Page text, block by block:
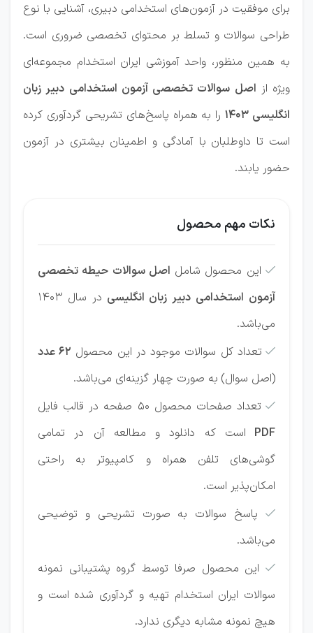
برای موفقیت در آزمون‌های استخدامی دبیری، آشنایی با نوع
طراحی سوالات و تسلط بر محتوای تخصصی ضروری است.
به همین منظور، واحد آموزشی ایران استخدام مجموعه‌ای
ویژه از اصل سوالات تخصصی آزمون استخدامی دبیر زبان
انگلیسی ۱۴۰۳
را به همراه پاسخ‌های تشریحی گردآوری کرده
است تا داوطلبان با آمادگی و اطمینان بیشتری در آزمون
حضور یابند.
نکات مهم محصول
 این محصول شامل اصل سوالات حیطه تخصصی
آزمون‌ استخدامی دبیر زبان انگلیسی
در سال‌ 1403
می‌باشد.
 تعداد کل سوالات موجود در این محصول 62 عدد
(اصل سوال) به صورت چهار گزینه‌ای می‌باشد.
 تعداد صفحات محصول 50 صفحه در قالب فایل
PDF است که دانلود و مطالعه آن در تمامی
گوشی‌های تلفن همراه و کامپیوتر به راحتی
امکان‌پذیر است.

پاسخ سوالات به صورت تشریحی و توضیحی
می‌باشد.

این محصول صرفا توسط گروه پشتیبانی نمونه
سوالات ایران استخدام تهیه و گردآوری شده است و
هیچ نمونه مشابه دیگری ندارد.